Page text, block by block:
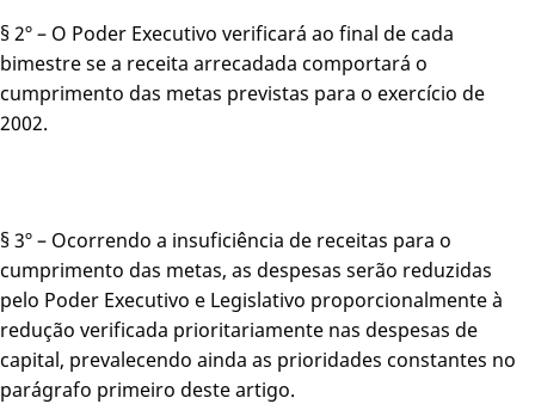
§ 2º – O Poder Executivo verificará ao final de cada
bimestre se a receita arrecadada comportará o
cumprimento das metas previstas para o exercício de
2002.
§ 3º – Ocorrendo a insuficiência de receitas para o
cumprimento das metas, as despesas serão reduzidas
pelo Poder Executivo e Legislativo proporcionalmente à
redução verificada prioritariamente nas despesas de
capital, prevalecendo ainda as prioridades constantes no
parágrafo primeiro deste artigo.